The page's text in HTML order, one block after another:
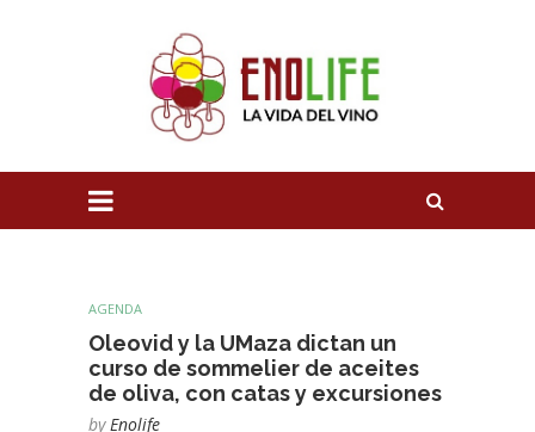
AGENDA
Oleovid y la UMaza dictan un
curso de sommelier de aceites
de oliva, con catas y excursiones
by Enolife